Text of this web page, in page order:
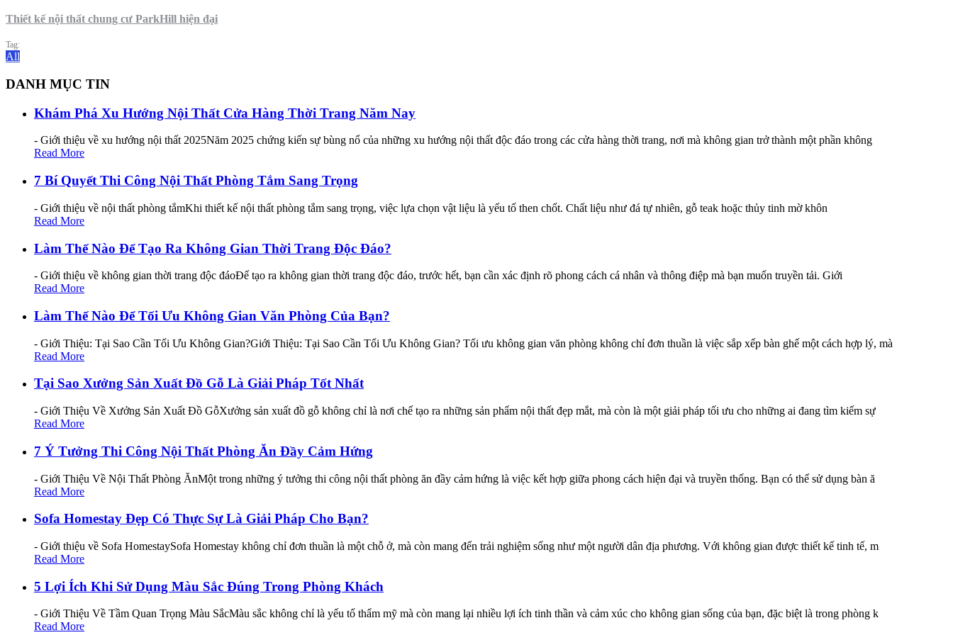
Thiết kế nội thất chung cư ParkHill hiện đại
Tag:
All
DANH MỤC TIN
Khám Phá Xu Hướng Nội Thất Cửa Hàng Thời Trang Năm Nay
- Giới thiệu về xu hướng nội thất 2025Năm 2025 chứng kiến sự bùng nổ của những xu hướng nội thất độc đáo trong các cửa hàng thời trang, nơi mà không gian trở thành một phần không
Read More
7 Bí Quyết Thi Công Nội Thất Phòng Tắm Sang Trọng
- Giới thiệu về nội thất phòng tắmKhi thiết kế nội thất phòng tắm sang trọng, việc lựa chọn vật liệu là yếu tố then chốt. Chất liệu như đá tự nhiên, gỗ teak hoặc thủy tinh mờ khôn
Read More
Làm Thế Nào Để Tạo Ra Không Gian Thời Trang Độc Đáo?
- Giới thiệu về không gian thời trang độc đáoĐể tạo ra không gian thời trang độc đáo, trước hết, bạn cần xác định rõ phong cách cá nhân và thông điệp mà bạn muốn truyền tải. Giới
Read More
Làm Thế Nào Để Tối Ưu Không Gian Văn Phòng Của Bạn?
- Giới Thiệu: Tại Sao Cần Tối Ưu Không Gian?Giới Thiệu: Tại Sao Cần Tối Ưu Không Gian? Tối ưu không gian văn phòng không chỉ đơn thuần là việc sắp xếp bàn ghế một cách hợp lý, mà
Read More
Tại Sao Xưởng Sản Xuất Đồ Gỗ Là Giải Pháp Tốt Nhất
- Giới Thiệu Về Xưởng Sản Xuất Đồ GỗXưởng sản xuất đồ gỗ không chỉ là nơi chế tạo ra những sản phẩm nội thất đẹp mắt, mà còn là một giải pháp tối ưu cho những ai đang tìm kiếm sự
Read More
7 Ý Tưởng Thi Công Nội Thất Phòng Ăn Đầy Cảm Hứng
- Giới Thiệu Về Nội Thất Phòng ĂnMột trong những ý tưởng thi công nội thất phòng ăn đầy cảm hứng là việc kết hợp giữa phong cách hiện đại và truyền thống. Bạn có thể sử dụng bàn ă
Read More
Sofa Homestay Đẹp Có Thực Sự Là Giải Pháp Cho Bạn?
- Giới thiệu về Sofa HomestaySofa Homestay không chỉ đơn thuần là một chỗ ở, mà còn mang đến trải nghiệm sống như một người dân địa phương. Với không gian được thiết kế tinh tế, m
Read More
5 Lợi Ích Khi Sử Dụng Màu Sắc Đúng Trong Phòng Khách
- Giới Thiệu Về Tầm Quan Trọng Màu SắcMàu sắc không chỉ là yếu tố thẩm mỹ mà còn mang lại nhiều lợi ích tinh thần và cảm xúc cho không gian sống của bạn, đặc biệt là trong phòng k
Read More